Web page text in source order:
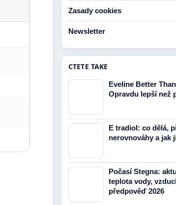
Zasady cookies
Newsletter
CTETE TAKE
Eveline Better
Opravdu lepší než
E tradiol: co dělá,
nerovnováhy a jak
Počasí Stegna:
teplota vody,
předpověď 2026